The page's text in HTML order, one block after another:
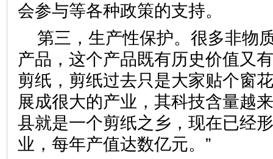
会参与等各种政策的支持。
第三，生产性保护。很多非物
产品，这个产品既有历史价值又
剪纸，剪纸过去只是大家贴个窗
展成很大的产业，其科技含量越
县就是一个剪纸之乡，现在已经
业，每年产值达数亿元。”